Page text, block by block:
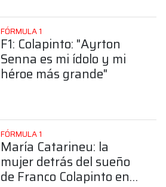
FÓRMULA 1
F1: Colapinto: "Ayrton
Senna es mi ídolo y mi
héroe más grande"
FÓRMULA 1
María Catarineu: la
mujer detrás del sueño
de Franco Colapinto en